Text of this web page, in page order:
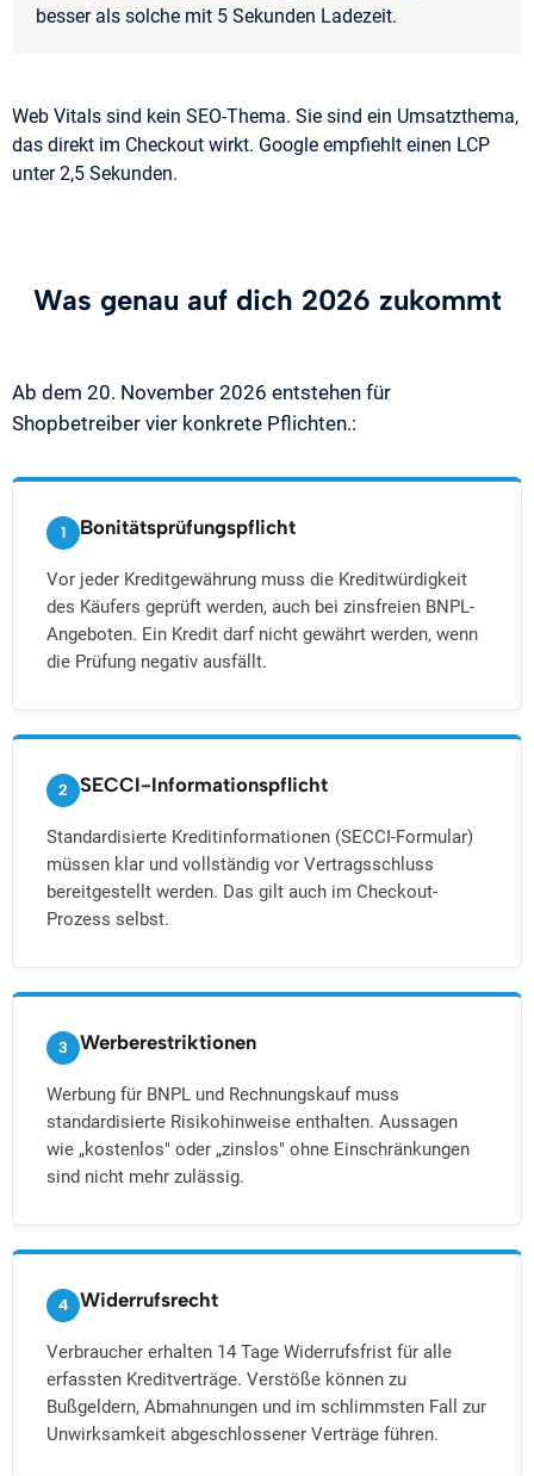
besser als solche mit 5 Sekunden Ladezeit.
Web Vitals sind kein SEO-Thema. Sie sind ein Umsatzthema,
das direkt im Checkout wirkt. Google empfiehlt einen LCP
unter 2,5 Sekunden.
Was genau auf dich 2026 zukommt
Ab dem 20. November 2026 entstehen für
Shopbetreiber vier konkrete Pflichten.:
1 Bonitätsprüfungspflicht
Vor jeder Kreditgewährung muss die Kreditwürdigkeit
des Käufers geprüft werden, auch bei zinsfreien BNPL-
Angeboten. Ein Kredit darf nicht gewährt werden, wenn
die Prüfung negativ ausfällt.
2 SECCI-Informationspflicht
Standardisierte Kreditinformationen (SECCI-Formular)
müssen klar und vollständig vor Vertragsschluss
bereitgestellt werden. Das gilt auch im Checkout-
Prozess selbst.
3 Werberestriktionen
Werbung für BNPL und Rechnungskauf muss
standardisierte Risikohinweise enthalten. Aussagen
wie „kostenlos" oder „zinslos" ohne Einschränkungen
sind nicht mehr zulässig.
4 Widerrufsrecht
Verbraucher erhalten 14 Tage Widerrufsfrist für alle
erfassten Kreditverträge. Verstöße können zu
Bußgeldern, Abmahnungen und im schlimmsten Fall zur
Unwirksamkeit abgeschlossener Verträge führen.